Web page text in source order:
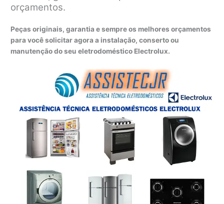
orçamentos.
Peças originais, garantia e sempre os melhores orçamentos
para você solicitar agora a instalação, conserto ou
manutenção do seu eletrodoméstico Electrolux.